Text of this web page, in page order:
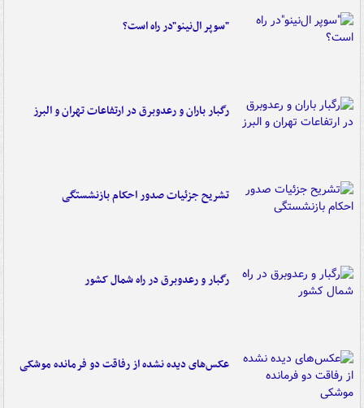
"سوپر ال‌نینو"در راه است؟
رگبار باران و رعدوبرق در ارتفاعات تهران و البرز
تشریح جزئیات صدور احکام بازنشستگی
رگبار و رعدوبرق در راه شمال کشور
عکس‌های دیده نشده از رفاقت دو فرمانده‌ موشکی